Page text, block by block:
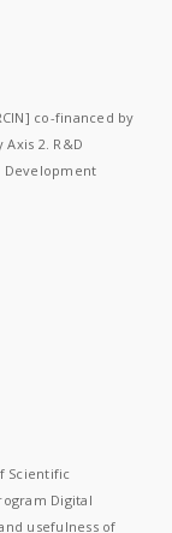
co-financed by
2. R&D
Development
Scientific
Digital
usefulness of